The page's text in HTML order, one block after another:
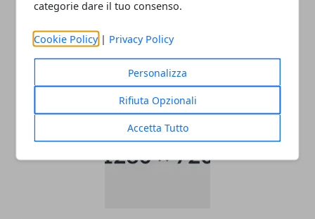
categorie dare il tuo consenso.
Cookie Policy | Privacy Policy
Personalizza
Rifiuta Opzionali
Accetta Tutto
Come raggiungere l’aeroporto di
Malpensa